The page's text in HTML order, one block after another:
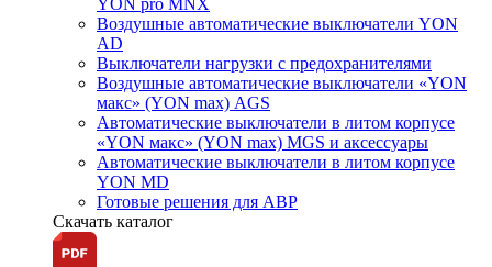
Воздушные автоматические выключатели YON
AD
Выключатели нагрузки с предохранителями
Воздушные автоматические выключатели «YON
макс» (YON max) AGS
Автоматические выключатели в литом корпусе
«YON макс» (YON max) MGS и аксессуары
Автоматические выключатели в литом корпусе
YON MD
Готовые решения для АВР
Скачать каталог